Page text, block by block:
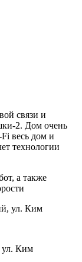
связи и
2. Дом очень
весь дом и
технологии
а также
ул. Ким